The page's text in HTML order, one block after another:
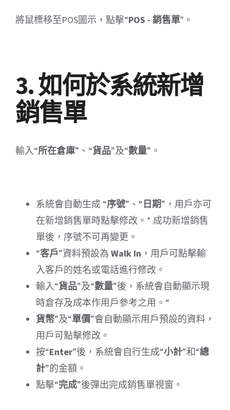
將鼠標移至POS圖示，點擊“POS - 銷售單"。
3. 如何於系統新增
銷售單
輸入“所在倉庫”、“貨品”及“數量”。
系統會自動生成 “序號”、“ 日期”，用戶亦可
在新增銷售單時點擊修改。* 成功新增銷售
單後，序號不可再變更。
“客戶”資料預設為 Walk In ，用戶可點擊輸
入客戶的姓名或電話進行修改。
輸入“貨品”及“數量”後，系統會自動顯示現
時倉存及成本作用戶參考之用。“
貨幣”及“單價”會自動顯示用戶預設的資料，
用戶可點擊修改。
按“Enter”後，系統會自行生成“小計”和“總
計”的金額。
點擊“完成”後彈出完成銷售單視窗。